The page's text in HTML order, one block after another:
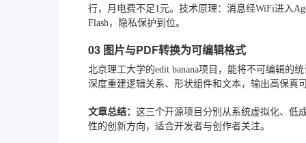
行，月电费不足1元。技术原理：消息经WiFi进入
Flash，隐私保护到位。
03 图片与PDF转换为可编辑格式
北京理工大学的edit banana项目，能将不可编辑的
深度重建逻辑关系、形状组件和文本，输出高保真
文章总结： 这三个开源项目分别从系统虚拟化、低
性的创新方向，适合开发者与创作者关注。